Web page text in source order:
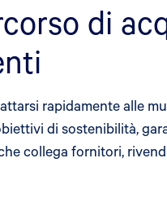
di
rapidamente alle
di sostenibilità,
collega fornitori,